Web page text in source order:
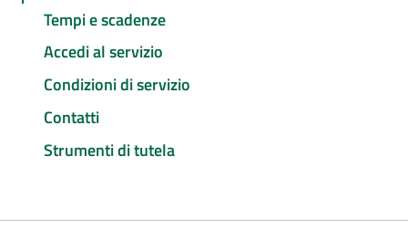
Tempi e scadenze
Accedi al servizio
Condizioni di servizio
Contatti
Strumenti di tutela